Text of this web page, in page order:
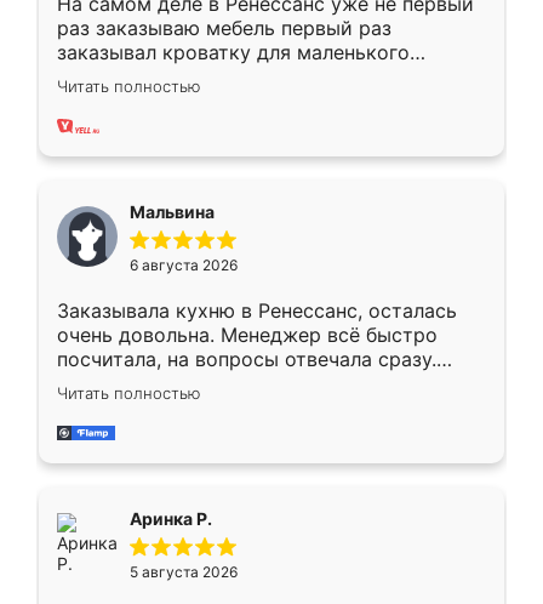
раз заказываю мебель первый раз
заказывал кроватку для маленького
ребёнка при его рождении ,во второй раз
заказал шкаф-купе. По качеству очень
хорошее сборка достаточно быстрая,
меньше, здесь же он более разнообразный.
Мне нравится ,если что-то потребуется из
мебели буду заказывать только здесь.
Читать полностью
Мальвина
6 августа 2026
Заказывала кухню в Ренессанс, осталась
очень довольна. Менеджер всё быстро
посчитала, на вопросы отвечала сразу.
Замерщик приехал в субботу, подошёл к
делу со всей ответственностью. Собрали
за день, ребята работали аккуратно, даже
Читать полностью
Аринка Р.
5 августа 2026